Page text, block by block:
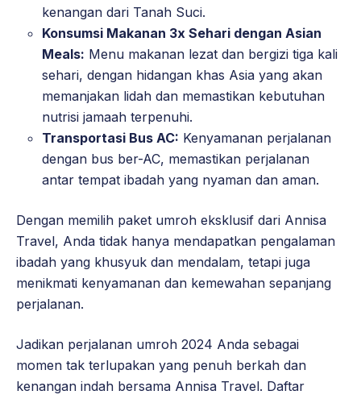
kenangan dari Tanah Suci.
Konsumsi Makanan 3x Sehari dengan Asian
Meals: Menu makanan lezat dan bergizi tiga kali
sehari, dengan hidangan khas Asia yang akan
memanjakan lidah dan memastikan kebutuhan
nutrisi jamaah terpenuhi.
Transportasi Bus AC: Kenyamanan perjalanan
dengan bus ber-AC, memastikan perjalanan
antar tempat ibadah yang nyaman dan aman.
Dengan memilih paket umroh eksklusif dari Annisa
Travel, Anda tidak hanya mendapatkan pengalaman
ibadah yang khusyuk dan mendalam, tetapi juga
menikmati kenyamanan dan kemewahan sepanjang
perjalanan.
Jadikan perjalanan umroh 2024 Anda sebagai
momen tak terlupakan yang penuh berkah dan
kenangan indah bersama Annisa Travel. Daftar